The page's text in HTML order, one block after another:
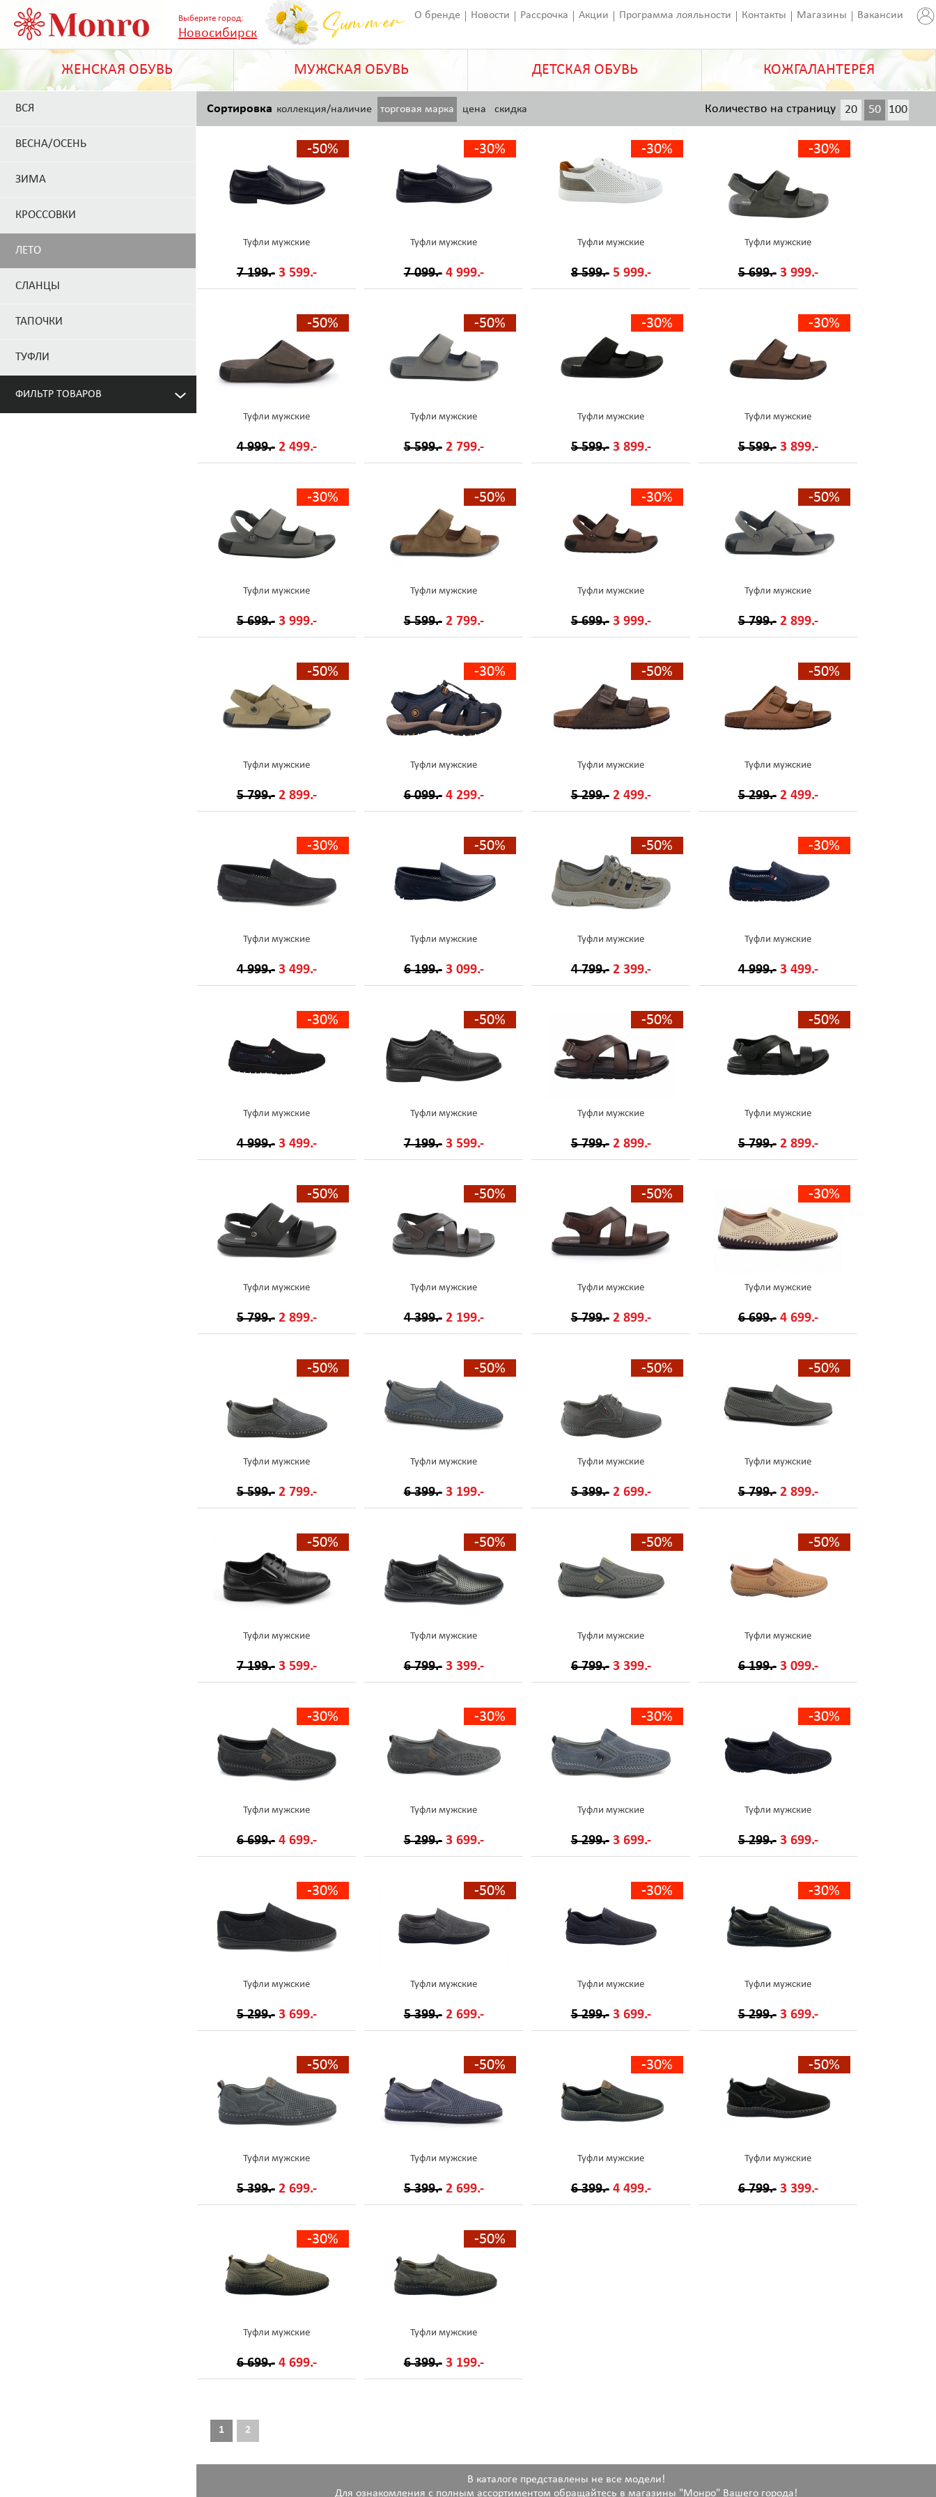
Выберите город:
Новосибирск
О бренде Новости Рассрочка Акции Программа лояльности Контакты Магазины Вакансии
ЖЕНСКАЯ ОБУВЬ МУЖСКАЯ ОБУВЬ ДЕТСКАЯ ОБУВЬ КОЖГАЛАНТЕРЕЯ
ВСЯ
ВЕСНА/ОСЕНЬ
ЗИМА
КРОССОВКИ
ЛЕТО
СЛАНЦЫ
ТАПОЧКИ
ТУФЛИ
ФИЛЬТР ТОВАРОВ
Сортировка коллекция/наличие торговая марка цена скидка 20 50 100
200
Количество на страницу
-50%
Туфли мужские
7 199.- 3 599.-
-30%
Туфли мужские
7 099.- 4 999.-
-30%
Туфли мужские
8 599.- 5 999.-
-30%
Туфли мужские
5 699.- 3 999.-
-50%
Туфли мужские
4 999.- 2 499.-
-50%
Туфли мужские
5 599.- 2 799.-
-30%
Туфли мужские
5 599.- 3 899.-
-30%
Туфли мужские
5 599.- 3 899.-
-30%
Туфли мужские
5 699.- 3 999.-
-50%
Туфли мужские
5 599.- 2 799.-
-30%
Туфли мужские
5 699.- 3 999.-
-50%
Туфли мужские
5 799.- 2 899.-
-50%
Туфли мужские
5 799.- 2 899.-
-30%
Туфли мужские
6 099.- 4 299.-
-50%
Туфли мужские
5 299.- 2 499.-
-50%
Туфли мужские
5 299.- 2 499.-
-30%
Туфли мужские
4 999.- 3 499.-
-50%
Туфли мужские
6 199.- 3 099.-
-50%
Туфли мужские
4 799.- 2 399.-
-30%
Туфли мужские
4 999.- 3 499.-
-30%
Туфли мужские
4 999.- 3 499.-
-50%
Туфли мужские
7 199.- 3 599.-
-50%
Туфли мужские
5 799.- 2 899.-
-50%
Туфли мужские
5 799.- 2 899.-
-50%
Туфли мужские
5 799.- 2 899.-
-50%
Туфли мужские
4 399.- 2 199.-
-50%
Туфли мужские
5 799.- 2 899.-
-30%
Туфли мужские
6 699.- 4 699.-
-50%
Туфли мужские
5 599.- 2 799.-
-50%
Туфли мужские
6 399.- 3 199.-
-50%
Туфли мужские
5 399.- 2 699.-
-50%
Туфли мужские
5 799.- 2 899.-
-50%
Туфли мужские
7 199.- 3 599.-
-50%
Туфли мужские
6 799.- 3 399.-
-50%
Туфли мужские
6 799.- 3 399.-
-50%
Туфли мужские
6 199.- 3 099.-
-30%
Туфли мужские
6 699.- 4 699.-
-30%
Туфли мужские
5 299.- 3 699.-
-30%
Туфли мужские
5 299.- 3 699.-
-30%
Туфли мужские
5 299.- 3 699.-
-30%
Туфли мужские
5 299.- 3 699.-
-50%
Туфли мужские
5 399.- 2 699.-
-30%
Туфли мужские
5 299.- 3 699.-
-30%
Туфли мужские
5 299.- 3 699.-
-50%
Туфли мужские
5 399.- 2 699.-
-50%
Туфли мужские
5 399.- 2 699.-
-30%
Туфли мужские
6 399.- 4 499.-
-50%
Туфли мужские
6 799.- 3 399.-
-30%
Туфли мужские
6 699.- 4 699.-
-50%
Туфли мужские
6 399.- 3 199.-
1 2
В каталоге представлены не все модели!
Для ознакомления с полным ассортиментом обращайтесь в магазины "Монро" Вашего города!